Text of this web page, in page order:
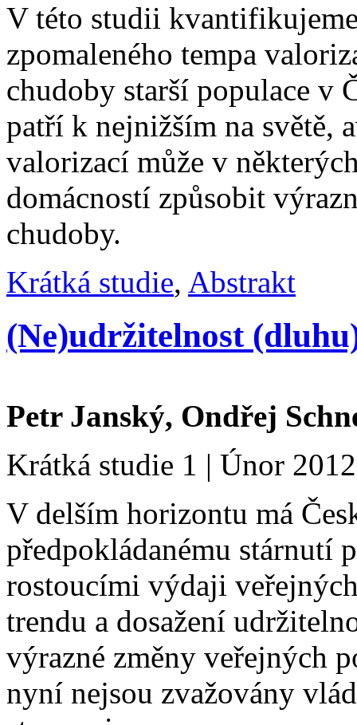
V této studii
zpomaleného tempa
chudoby starší populace v
patří k nejnižším na světě,
valorizací může v
domácností způsobit
chudoby.
Krátká studie, Abstrakt
(Ne)udržitelnost
Petr Janský, Ondřej
Krátká studie 1 | Únor 2012
V delším horizontu má
předpokládanému stárnutí
rostoucími výdaji
trendu a dosažení
výrazné změny veřejných
nyní nejsou zvažovány